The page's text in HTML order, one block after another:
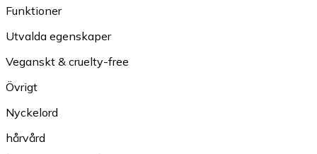
Funktioner
Utvalda egenskaper
Veganskt & cruelty-free
Övrigt
Nyckelord
hårvård